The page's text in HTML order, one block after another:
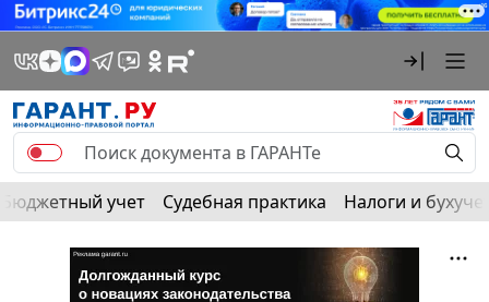
Бюджетный учет Судебная практика Налоги и